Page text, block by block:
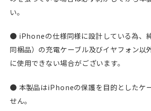
い。
● iPhoneの仕様同様に設計している為、
同梱品）の充電ケーブル及びイヤフォン以
に使用できない場合がございます。
● 本製品はiPhoneの保護を目的としたケ
せん。